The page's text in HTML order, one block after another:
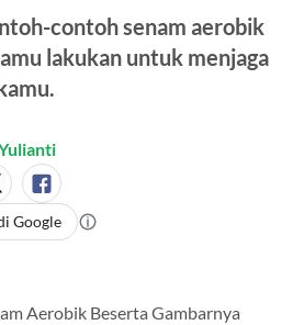
contoh senam aerobik
lakukan untuk menjaga
Google
Aerobik Beserta Gambarnya